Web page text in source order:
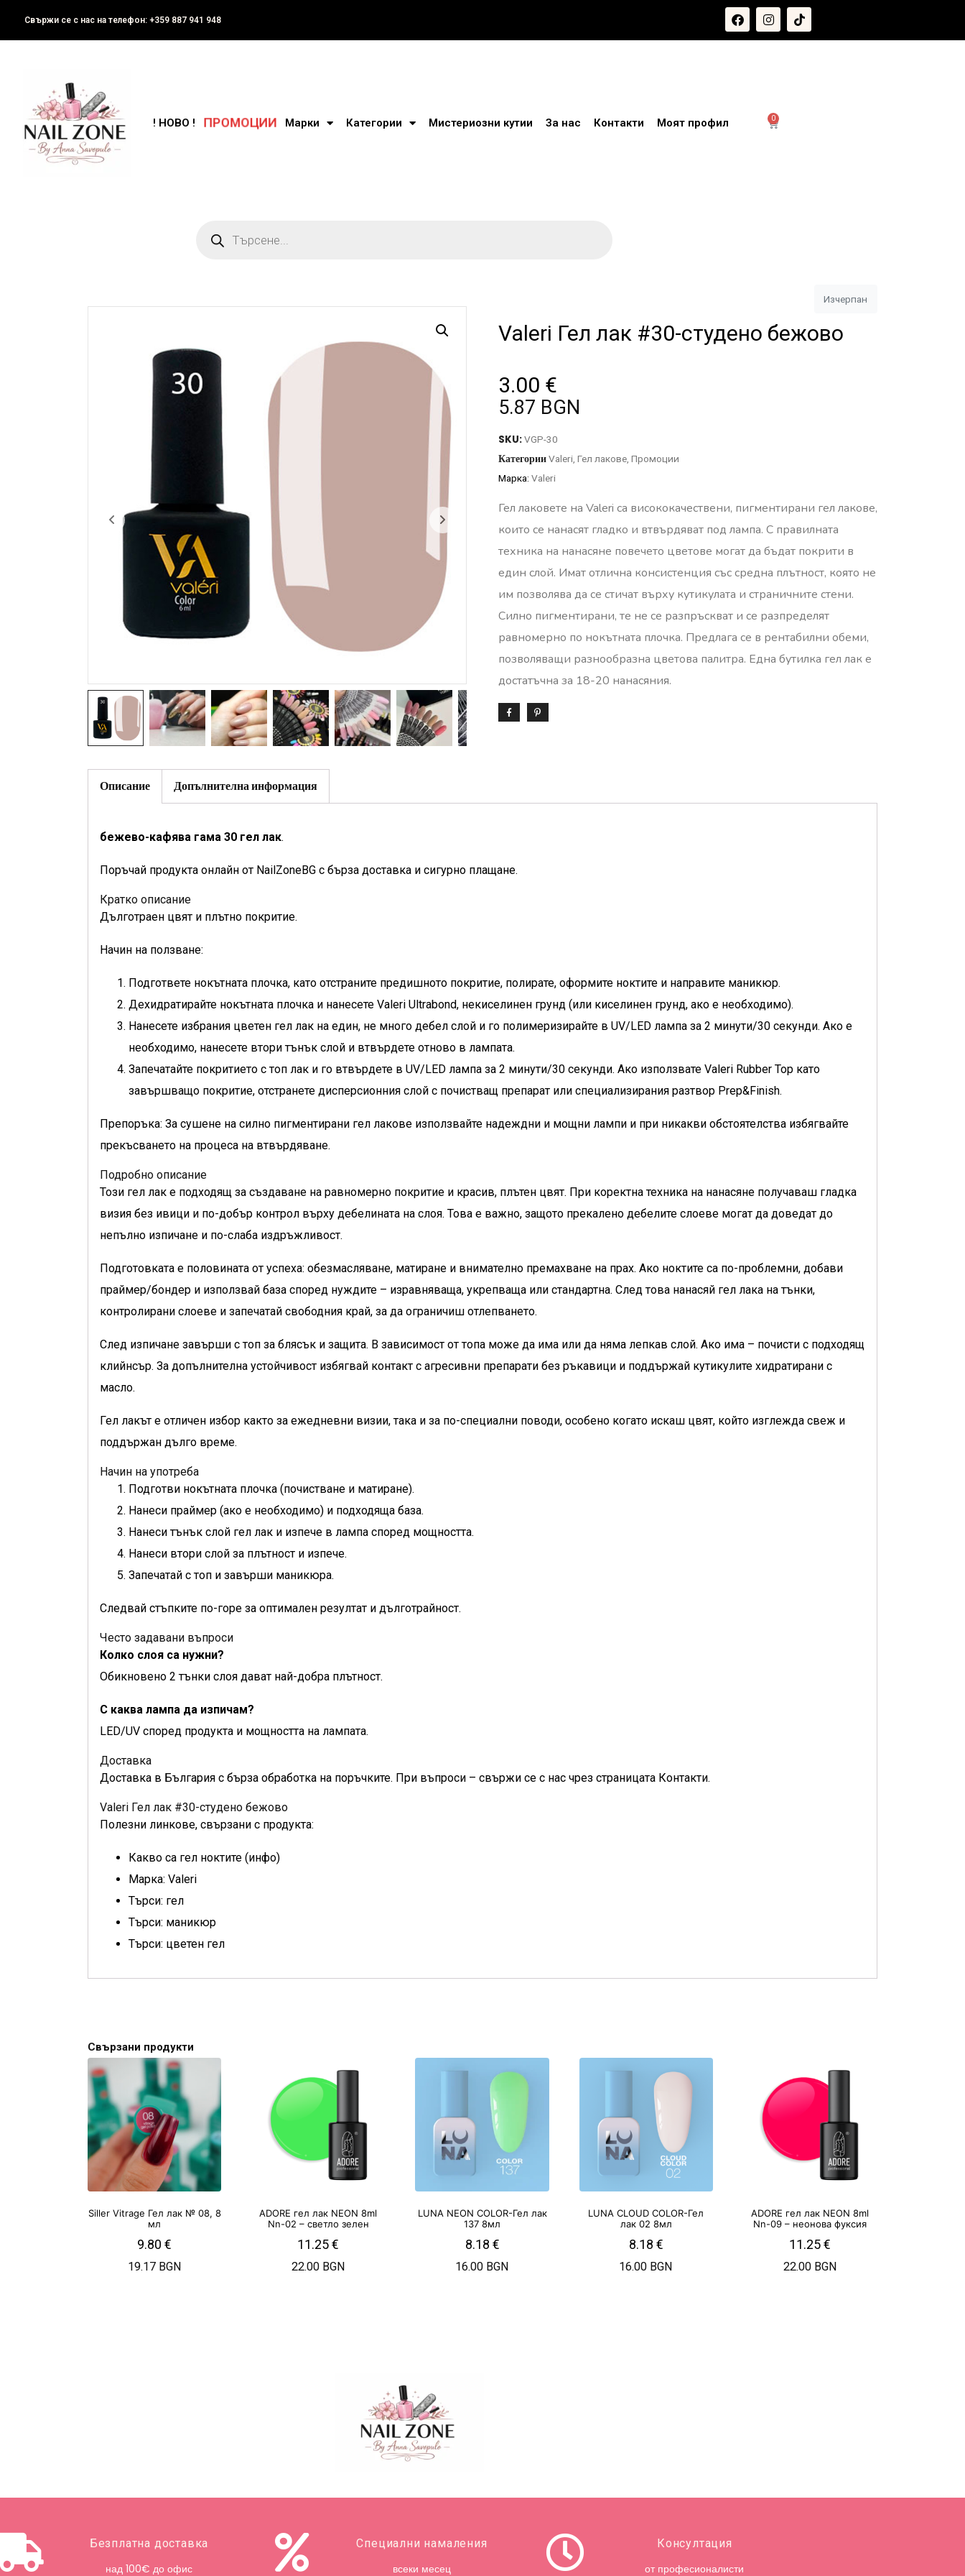
Свържи се с нас на телефон: +359 887 941 948
0
! НОВО ! ПРОМОЦИИ Марки Категории Мистериозни кутии За нас Контакти Моят профил
Изчерпан
Valeri Гел лак #30-студено бежово
3.00 €
5.87 BGN
SKU:VGP-30
КатегорииValeri Гел лакове Промоции
Марка: Valeri
Гел лаковете на Valeri са висококачествени, пигментирани гел лакове,
които се нанасят гладко и втвърдяват под лампа. С правилната
техника на нанасяне повечето цветове могат да бъдат покрити в
един слой. Имат отлична консистенция със средна плътност, която не
им позволява да се стичат върху кутикулата и страничните стени.
Силно пигментирани, те не се разпръскват и се разпределят
равномерно по нокътната плочка. Предлага се в рентабилни обеми,
позволяващи разнообразна цветова палитра. Една бутилка гел лак е
достатъчна за 18-20 нанасяния.
Описание Допълнителна информация
бежево-кафява гама 30 гел лак.
Поръчай продукта онлайн от NailZoneBG с бърза доставка и сигурно плащане.
Кратко описание
Дълготраен цвят и плътно покритие.
Начин на ползване:
Подгответе нокътната плочка, като отстраните предишното покритие, полирате, оформите ноктите и направите маникюр.
Дехидратирайте нокътната плочка и нанесете Valeri Ultrabond, некиселинен грунд (или киселинен грунд, ако е необходимо).
Нанесете избрания цветен гел лак на един, не много дебел слой и го полимеризирайте в UV/LED лампа за 2 минути/30 секунди. Ако е
необходимо, нанесете втори тънък слой и втвърдете отново в лампата.
Запечатайте покритието с топ лак и го втвърдете в UV/LED лампа за 2 минути/30 секунди. Ако използвате Valeri Rubber Top като
завършващо покритие, отстранете дисперсионния слой с почистващ препарат или специализирания разтвор Prep&Finish.
Препоръка: За сушене на силно пигментирани гел лакове използвайте надеждни и мощни лампи и при никакви обстоятелства избягвайте
прекъсването на процеса на втвърдяване.
Подробно описание
Този гел лак е подходящ за създаване на равномерно покритие и красив, плътен цвят. При коректна техника на нанасяне получаваш гладка
визия без ивици и по-добър контрол върху дебелината на слоя. Това е важно, защото прекалено дебелите слоеве могат да доведат до
непълно изпичане и по-слаба издръжливост.
Подготовката е половината от успеха: обезмасляване, матиране и внимателно премахване на прах. Ако ноктите са по-проблемни, добави
праймер/бондер и използвай база според нуждите – изравняваща, укрепваща или стандартна. След това нанасяй гел лака на тънки,
контролирани слоеве и запечатай свободния край, за да ограничиш отлепването.
След изпичане завърши с топ за блясък и защита. В зависимост от топа може да има или да няма лепкав слой. Ако има – почисти с подходящ
клийнсър. За допълнителна устойчивост избягвай контакт с агресивни препарати без ръкавици и поддържай кутикулите хидратирани с
масло.
Гел лакът е отличен избор както за ежедневни визии, така и за по-специални поводи, особено когато искаш цвят, който изглежда свеж и
поддържан дълго време.
Начин на употреба
Подготви нокътната плочка (почистване и матиране).
Нанеси праймер (ако е необходимо) и подходяща база.
Нанеси тънък слой гел лак и изпече в лампа според мощността.
Нанеси втори слой за плътност и изпече.
Запечатай с топ и завърши маникюра.
Следвай стъпките по-горе за оптимален резултат и дълготрайност.
Често задавани въпроси
Колко слоя са нужни?
Обикновено 2 тънки слоя дават най-добра плътност.
С каква лампа да изпичам?
LED/UV според продукта и мощността на лампата.
Доставка
Доставка в България с бърза обработка на поръчките. При въпроси – свържи се с нас чрез страницата Контакти.
Valeri Гел лак #30-студено бежово
Полезни линкове, свързани с продукта:
Какво са гел ноктите (инфо)
Марка: Valeri
Търси: гел
Търси: маникюр
Търси: цветен гел
Свързани продукти
Siller Vitrage Гел лак № 08, 8
мл
9.80€
19.17 BGN
ADORE гел лак NEON 8ml
Nn-02 – светло зелен
11.25€
22.00 BGN
LUNA NEON COLOR-Гел лак
137 8мл
8.18 €
16.00 BGN
LUNA CLOUD COLOR-Гел
лак 02 8мл
8.18 €
16.00 BGN
ADORE гел лак NEON 8ml
Nn-09 – неонова фуксия
11.25€
22.00 BGN
Безплатна доставка
над 100€ до офис
Специални намаления
всеки месец
Консултация
от професионалисти